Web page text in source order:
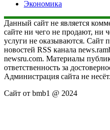
Экономика
Данный сайт не является
сайте ни чего не продают, ни
услуги не оказываются. Сайт
новостей RSS канала
newsru.com. Материалы
ответственность за
Администрация сайта не несёт.
Сайт от bmb1 @ 2024